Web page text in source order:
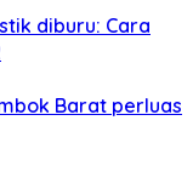
diburu: Cara
Barat perluas